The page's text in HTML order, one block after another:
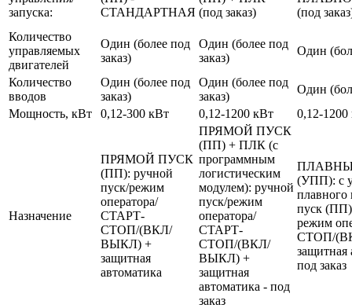
запуска:
СТАНДАРТНАЯ (под заказ)
(под
Количество
управляемых
двигателей
Один (более под
заказ)
Один (более под
заказ)
Один
Количество
вводов
Один (более под
заказ)
Один (более под
заказ)
Один
Мощность, кВт
0,12-300 кВт 0,12-1200 кВт 0,12-1200
Назначение
ПРЯМОЙ ПУСК
(ПП): ручной
пуск/режим
оператора/
СТАРТ-
СТОП/(ВКЛ/
ВЫКЛ) +
защитная
автоматика
ПРЯМОЙ ПУСК
(ПП) + ПЛК (с
программным
логистическим
модулем): ручной
пуск/режим
оператора/
СТАРТ-
СТОП/(ВКЛ/
ВЫКЛ) +
защитная
автоматика - под
заказ
(УПП): с
плавного
пуск
режим
СТОП/
защитная
под заказ